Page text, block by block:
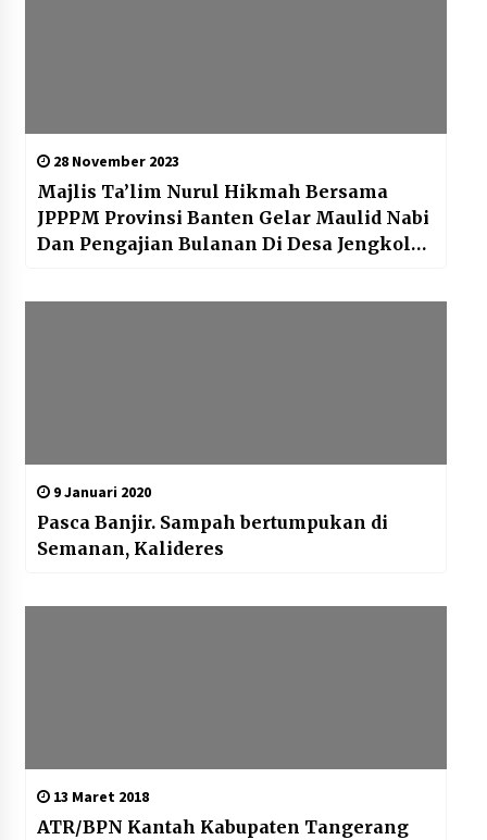
28 November 2023
Majlis Ta’lim Nurul Hikmah Bersama
JPPPM Provinsi Banten Gelar Maulid Nabi
Dan Pengajian Bulanan Di Desa Jengkol
9 Januari 2020
Pasca Banjir. Sampah bertumpukan di
Semanan, Kalideres
13 Maret 2018
ATR/BPN Kantah Kabupaten Tangerang